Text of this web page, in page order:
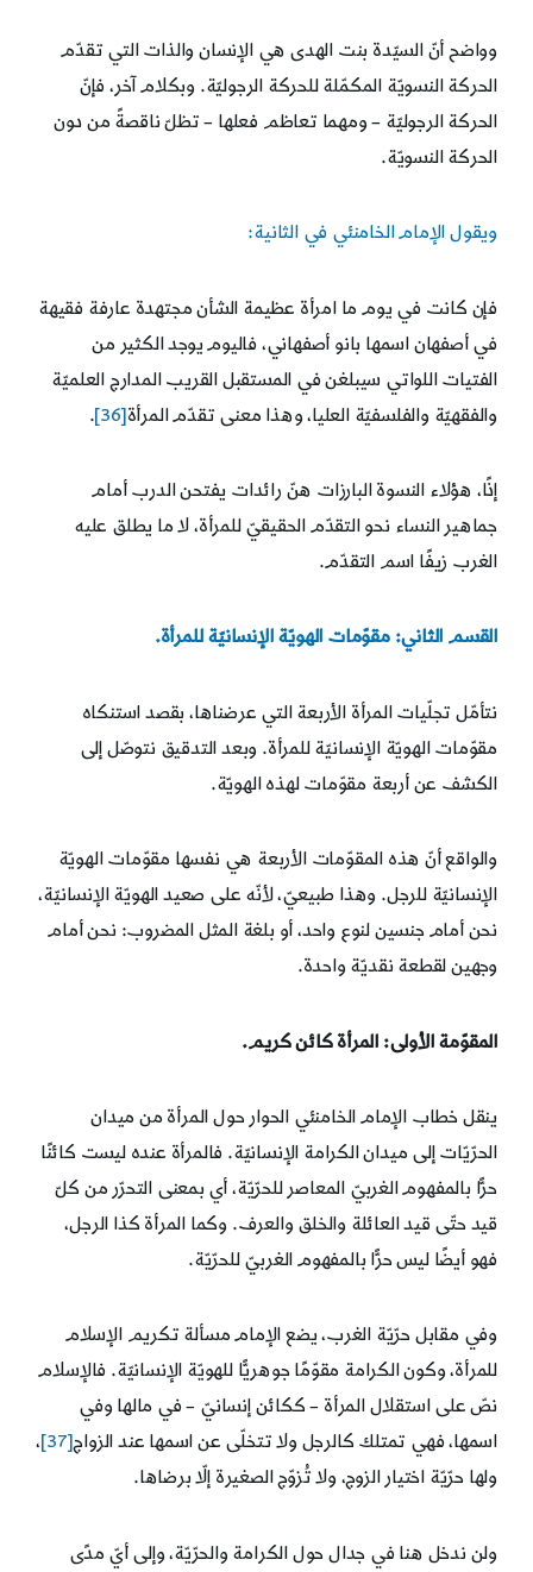
وواضح أنّ السيّدة بنت الهدى هي الإنسان والذات التي تقدّم
الحركة النسويّة المكمّلة للحركة الرجوليّة. وبكلام آخر، فإنّ
الحركة الرجوليّة – ومهما تعاظم فعلها – تظلّ ناقصةً من دون
الحركة النسويّة.
ويقول الإمام الخامنئي في الثانية:
فإن كانت في يوم ما امرأة عظيمة الشأن مجتهدة عارفة فقيهة
في أصفهان اسمها بانو أصفهاني، فاليوم يوجد الكثير من
الفتيات اللواتي سيبلغن في المستقبل القريب المدارج العلميّة
والفقهيّة والفلسفيّة العليا، وهذا معنى تقدّم المرأة[36]
.
إذًا، هؤلاء النسوة البارزات هنّ رائدات يفتحن الدرب أمام
جماهير النساء نحو التقدّم الحقيقيّ للمرأة، لا ما يطلق عليه
الغرب زيفًا اسم التقدّم.
القسم الثاني: مقوّمات الهويّة الإنسانيّة للمرأة.
نتأمّل تجلّيات المرأة الأربعة التي عرضناها، بقصد استنكاه
مقوّمات الهويّة الإنسانيّة للمرأة. وبعد التدقيق نتوصّل إلى
الكشف عن أربعة مقوّمات لهذه الهويّة.
والواقع أنّ هذه المقوّمات الأربعة هي نفسها مقوّمات الهويّة
الإنسانيّة للرجل. وهذا طبيعيّ، لأنّه على صعيد الهويّة الإنسانيّة،
نحن أمام جنسين لنوع واحد، أو بلغة المثل المضروب: نحن أمام
وجهين لقطعة نقديّة واحدة.
المقوّمة الأولى: المرأة كائن كريم.
ينقل خطاب الإمام الخامنئي الحوار حول المرأة من ميدان
الحرّيّات إلى ميدان الكرامة الإنسانيّة. فالمرأة عنده ليست كائنًا
حرًّا بالمفهوم الغربيّ المعاصر للحرّيّة، أي بمعنى التحرّر من كلّ
قيد حتّى قيد العائلة والخلق والعرف. وكما المرأة كذا الرجل،
فهو أيضًا ليس حرًّا بالمفهوم الغربيّ للحرّيّة.
وفي مقابل حرّيّة الغرب، يضع الإمام مسألة تكريم الإسلام
للمرأة، وكون الكرامة مقوّمًا جوهريًّا للهويّة الإنسانيّة. فالإسلام
نصّ على استقلال المرأة – ككائن إنسانيّ – في مالها وفي
اسمها، فهي تمتلك كالرجل ولا تتخلّى عن اسمها عند الزواج[37]
،
ولها حرّيّة اختيار الزوج، ولا تُزوّج الصغيرة إلّا برضاها.
ولن ندخل هنا في جدال حول الكرامة والحرّيّة، وإلى أيّ مدًى